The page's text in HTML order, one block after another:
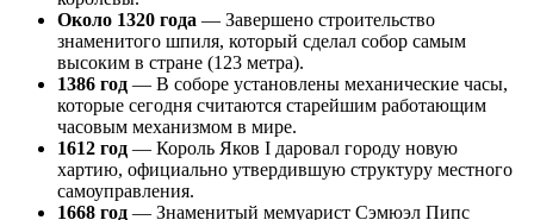
Около 1320 года — Завершено строительство
знаменитого шпиля, который сделал собор самым
высоким в стране (123 метра).
1386 год — В соборе установлены механические часы,
которые сегодня считаются старейшим работающим
часовым механизмом в мире.
1612 год — Король Яков I даровал городу новую
хартию, официально утвердившую структуру местного
самоуправления.
1668 год — Знаменитый мемуарист Сэмюэл Пипс